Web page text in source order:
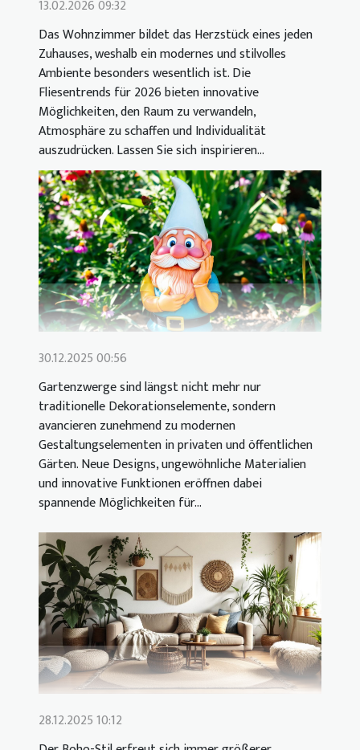
13.02.2026 09:32
Das Wohnzimmer bildet das Herzstück eines jeden
Zuhauses, weshalb ein modernes und stilvolles
Ambiente besonders wesentlich ist. Die
Fliesentrends für 2026 bieten innovative
Möglichkeiten, den Raum zu verwandeln,
Atmosphäre zu schaffen und Individualität
auszudrücken. Lassen Sie sich inspirieren...
30.12.2025 00:56
Gartenzwerge sind längst nicht mehr nur
traditionelle Dekorationselemente, sondern
avancieren zunehmend zu modernen
Gestaltungselementen in privaten und öffentlichen
Gärten. Neue Designs, ungewöhnliche Materialien
und innovative Funktionen eröffnen dabei
spannende Möglichkeiten für...
28.12.2025 10:12